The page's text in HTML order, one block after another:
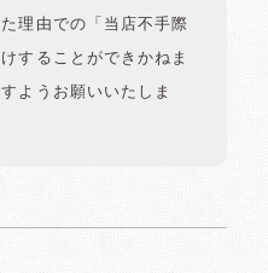
理由での「当店不手際
することができかねま
ようお願いいたしま